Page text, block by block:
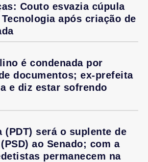
Couto esvazia cúpula
após criação de
é condenada por
documentos; ex-prefeita
e diz estar sofrendo
(PDT) será o suplente de
ao Senado; com a
permanecem na